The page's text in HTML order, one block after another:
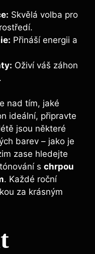
Skvělá volba pro
Přináší energii a
Oživí váš záhon
nad tím, jaké
ideální, připravte
jsou některé
barev – jako je
zase hledejte
s chrpou
. Každé roční
za krásným